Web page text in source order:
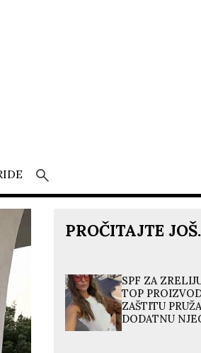
PROČITAJTE
SPF ZA
TOP
ZAŠTITU
DODATNU